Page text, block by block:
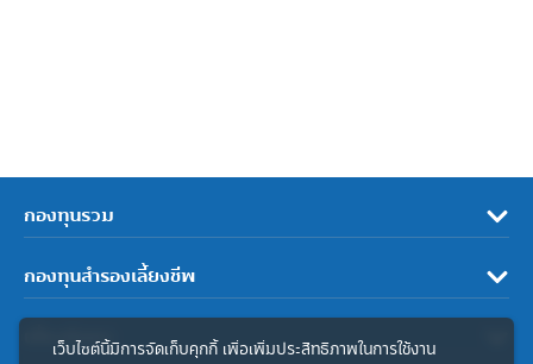
กองทุนรวม
กองทุนสำรองเลี้ยงชีพ
เกี่ยวกับเรา
เว็บไซต์นี้มีการจัดเก็บคุกกี้ เพื่อเพิ่มประสิทธิภาพในการใช้งาน